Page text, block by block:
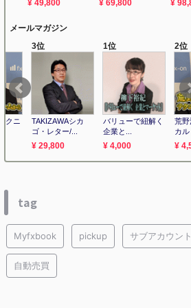
tag
Myfxbook pickup サブアカウント
自動売買